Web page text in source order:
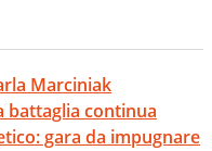
Marciniak
battaglia continua
gara da impugnare